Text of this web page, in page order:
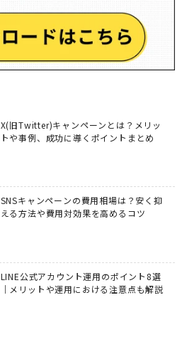
X(旧Twitter)キャンペーンとは？メリッ
トや事例、成功に導くポイントまとめ
SNSキャンペーンの費用相場は？安く抑
える方法や費用対効果を高めるコツ
LINE公式アカウント運用のポイント8選
｜メリットや運用における注意点も解説